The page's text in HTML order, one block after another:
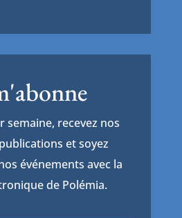
semaine, recevez nos
et soyez
événements avec la
de Polémia.